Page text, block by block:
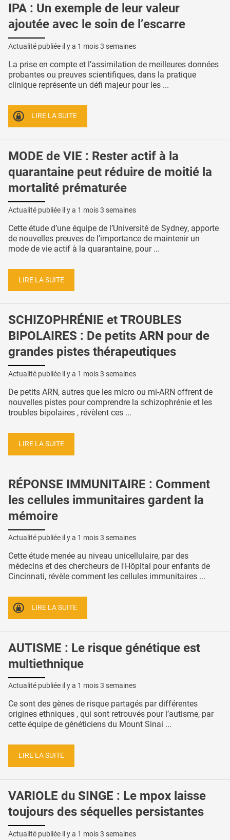
IPA : Un exemple de leur valeur
ajoutée avec le soin de l’escarre
Actualité publiée il y a 1 mois 3 semaines
La prise en compte et l’assimilation de meilleures données
probantes ou preuves scientifiques, dans la pratique
clinique représente un défi majeur pour les ...
LIRE LA SUITE
MODE de VIE : Rester actif à la
quarantaine peut réduire de moitié la
mortalité prématurée
Actualité publiée il y a 1 mois 3 semaines
Cette étude d’une équipe de l’Université de Sydney, apporte
de nouvelles preuves de l’importance de maintenir un
mode de vie actif à la quarantaine, pour ...
LIRE LA SUITE
SCHIZOPHRÉNIE et TROUBLES
BIPOLAIRES : De petits ARN pour de
grandes pistes thérapeutiques
Actualité publiée il y a 1 mois 3 semaines
De petits ARN, autres que les micro ou mi-ARN offrent de
nouvelles pistes pour comprendre la schizophrénie et les
troubles bipolaires , révèlent ces ...
LIRE LA SUITE
RÉPONSE IMMUNITAIRE : Comment
les cellules immunitaires gardent la
mémoire
Actualité publiée il y a 1 mois 3 semaines
Cette étude menée au niveau unicellulaire, par des
médecins et des chercheurs de l'Hôpital pour enfants de
Cincinnati, révèle comment les cellules immunitaires ...
LIRE LA SUITE
AUTISME : Le risque génétique est
multiethnique
Actualité publiée il y a 1 mois 3 semaines
Ce sont des gènes de risque partagés par différentes
origines ethniques , qui sont retrouvés pour l’autisme, par
cette équipe de généticiens du Mount Sinai ...
LIRE LA SUITE
VARIOLE du SINGE : Le mpox laisse
toujours des séquelles persistantes
Actualité publiée il y a 1 mois 3 semaines